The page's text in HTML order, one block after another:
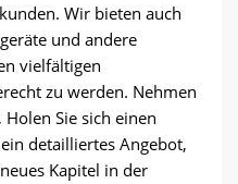
Wir bieten auch
und andere
vielfältigen
zu werden. Nehmen
Sie sich einen
detailliertes Angebot,
Kapitel in der